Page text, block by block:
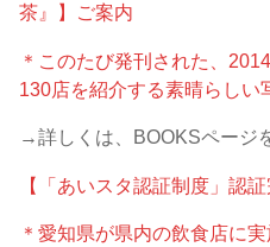
茶』】ご案内
＊このたび発刊された、
130店を紹介する素晴らしい
→詳しくは、BOOKSページ
【「あいスタ認証制度」認
＊愛知県が県内の飲食店に